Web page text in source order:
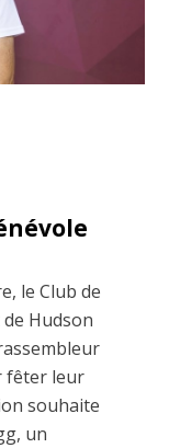
le Club de
Hudson
fêter leur
souhaite
un